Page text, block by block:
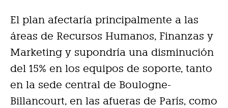
El plan afectaría principalmente a las
áreas de Recursos Humanos, Finanzas y
Marketing y supondría una disminución
del 15% en los equipos de soporte, tanto
en la sede central de Boulogne-
Billancourt, en las afueras de París, como